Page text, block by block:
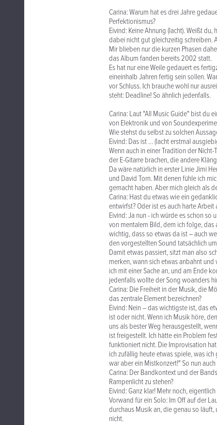
Carina: Warum hat es drei Jahre
Perfektionismus?
Eivind: Keine Ahnung (lacht). Weißt
dabei nicht gut gleichzeitig schreiben.
Mir blieben nur die kurzen Phasen
das Album fanden bereits 2002 statt.
Es hat nur eine Weile gedauert es
eineinhalb Jahren fertig sein sollen.
vor Schluss. Ich brauche wohl nur
steht: Deadline! So ähnlich jedenfalls.
Carina: Laut "All Music Guide" bist du
von Elektronik und von
Wie stehst du selbst zu solchen
Eivind: Das ist … (lacht erstmal
Wenn auch in einer Tradition der
der E-Gitarre brachen, die andere
Da wäre natürlich in erster Linie Jimi
und David Torn. Mit denen fühle ich
gemacht haben. Aber mich gleich als
Carina: Hast du etwas wie ein
entwirfst? Oder ist es auch harte Arbeit
Eivind: Ja nun - ich würde es schon so
von mentalem Bild, dem ich folge,
wichtig, dass so etwas da ist – auch
den vorgestellten Sound tatsächlich
Damit etwas passiert, sitzt man also
merken, wann sich etwas anbahnt
ich mit einer Sache an, und am Ende
jedenfalls wollte der Song woanders
Carina: Die Freiheit in der Musik, die
das zentrale Element bezeichnen?
Eivind: Nein – das wichtigste ist, das
ist oder nicht. Wenn ich Musik höre,
uns als bester Weg herausgestellt,
ist freigestellt. Ich hätte ein Problem
funktioniert nicht. Die Improvisation
ich zufällig heute etwas spiele, was
war aber ein Mistkonzert!" So nun
Carina: Der Bandkontext und der
Rampenlicht zu stehen?
Eivind: Ganz klar! Mehr noch,
Vorwand für ein Solo: Im Off auf der
durchaus Musik an, die genau so
nicht.